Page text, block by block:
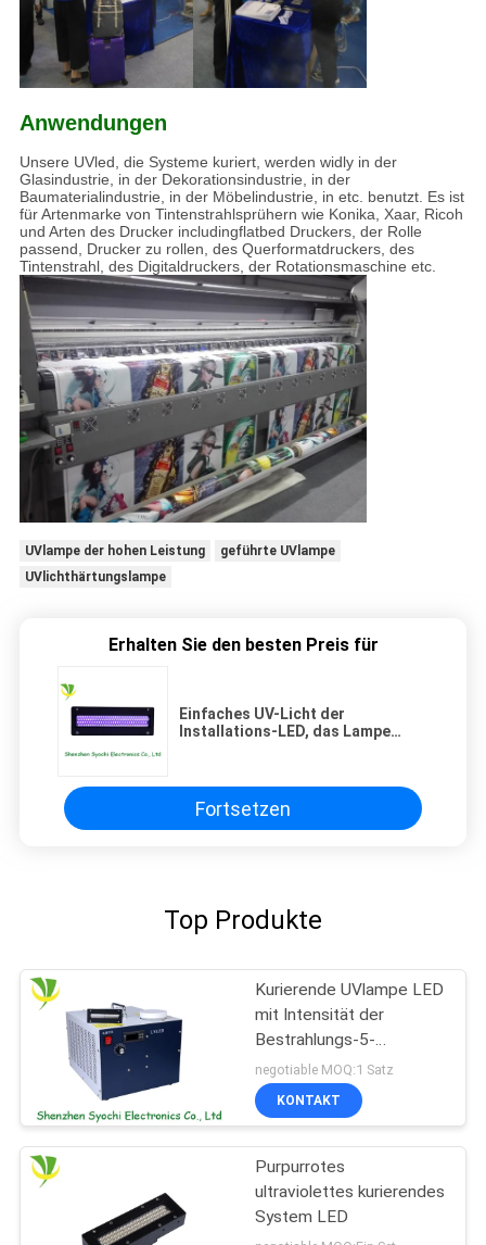
Anwendungen
Unsere UVled, die Systeme kuriert, werden widly in der
Glasindustrie, in der Dekorationsindustrie, in der
Baumaterialindustrie, in der Möbelindustrie, in etc. benutzt. Es ist
für Artenmarke von Tintenstrahlsprühern wie Konika, Xaar, Ricoh
und Arten des Drucker includingflatbed Druckers, der Rolle
passend, Drucker zu rollen, des Querformatdruckers, des
Tintenstrahl, des Digitaldruckers, der Rotationsmaschine etc.
UVlampe der hohen Leistung
geführte UVlampe
UVlichthärtungslampe
Erhalten Sie den besten Preis für
Einfaches UV-Licht der
Installations-LED, das Lampe
Fortsetzen
Top Produkte
Kurierende UVlampe LED
mit Intensität der
Bestrahlungs-5-
12w/Cm2
negotiable MOQ:1 Satz
KONTAKT
Purpurrotes
ultraviolettes kurierendes
System LED